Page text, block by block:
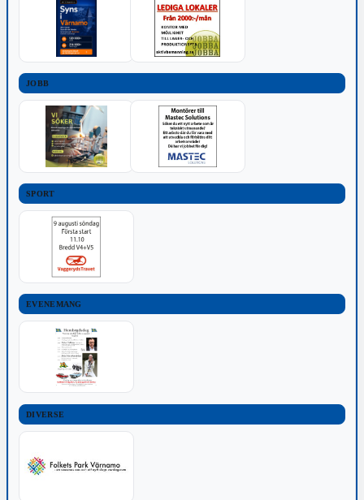
JOBB
SPORT
EVENEMANG
DIVERSE